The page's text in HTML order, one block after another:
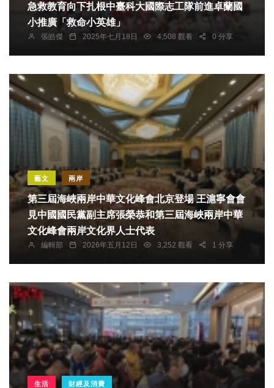
急救教育向下扎根中臺科大國際志工隊前進卓蘭國
小推廣「救命小英雄」
張皓傑 2025年七月18日 4,508 觀看 0 分享
藝文 兩岸
第三屆海峽兩岸中華文化峰會北京登場 王滬寧會會
見中國國民黨副主席張榮恭和第三屆海峽兩岸中華
文化峰會兩岸文化界人士代表
編輯部 2026年五月12日 3,252 觀看 1 分享
生活 財經及消費